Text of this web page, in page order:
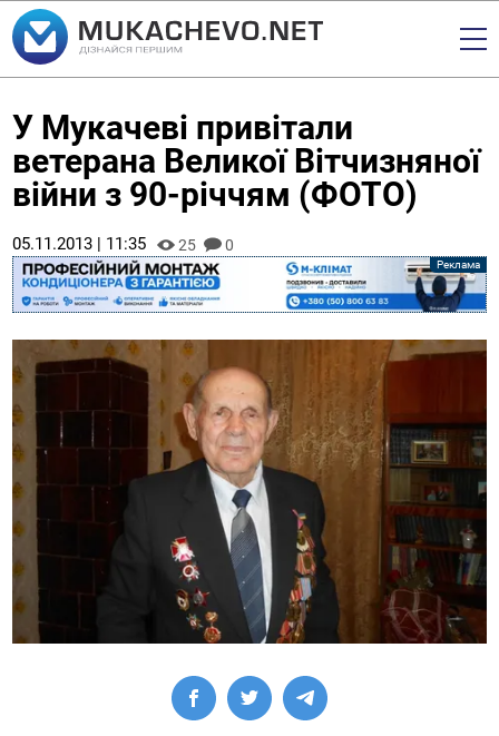
У Мукачеві привітали
ветерана Великої Вітчизняної
війни з 90-річчям (ФОТО)
05.11.2013 | 11:35 25 0